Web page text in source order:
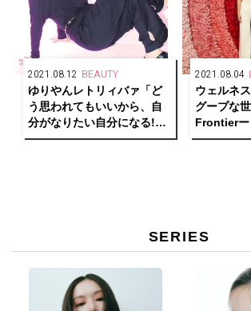
2021.08.12 BEAUTY
ゆりやんレトリィバァ「ど
う思われてもいいから、自
分がなりたい自分になる!
“I don’t give a sh*t!”」
2021.08.04
ウェルネ
グープな
Frontierー
SERIES